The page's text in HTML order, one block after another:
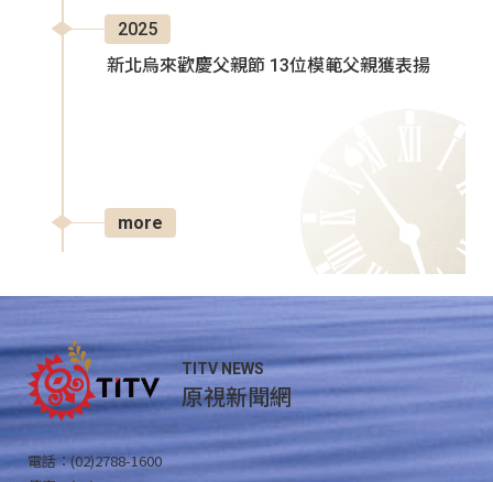
2025
新北烏來歡慶父親節 13位模範父親獲表揚
more
TITV NEWS
原視新聞網
電話：(02)2788-1600